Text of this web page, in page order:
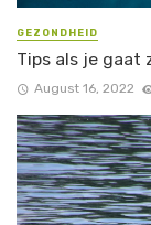
GEZONDHEID
Tips als je gaat
August 16, 2022